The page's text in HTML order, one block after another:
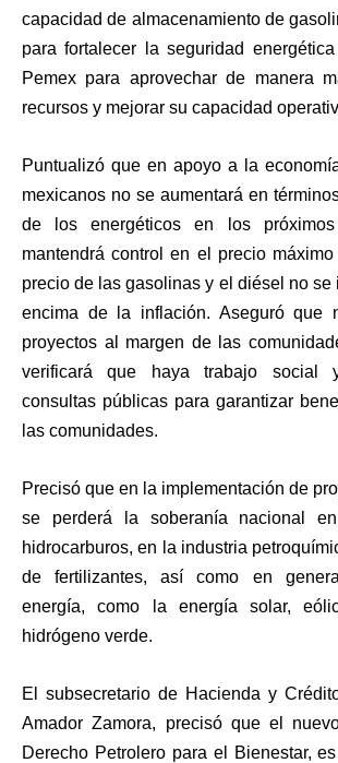
capacidad de almacenamiento de
para fortalecer la seguridad
Pemex para aprovechar de manera
recursos y mejorar su capacidad
Puntualizó que en apoyo a la
mexicanos no se aumentará en
de los energéticos en los
mantendrá control en el precio
precio de las gasolinas y el diésel no se
encima de la inflación. Aseguró que
proyectos al margen de las
verificará que haya trabajo social
consultas públicas para garantizar
las comunidades.
Precisó que en la implementación de
se perderá la soberanía nacional
hidrocarburos, en la industria
de fertilizantes, así como en
energía, como la energía solar,
hidrógeno verde.
El subsecretario de Hacienda y
Amador Zamora, precisó que el
Derecho Petrolero para el Bienestar,